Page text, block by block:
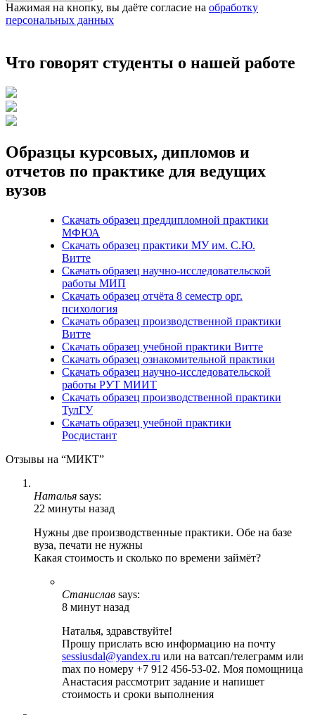
Нажимая на кнопку, вы даёте согласие на обработку
персональных данных
Что говорят студенты о нашей работе
Образцы курсовых, дипломов и
отчетов по практике для ведущих
вузов
Скачать образец преддипломной практики
МФЮА
Скачать образец практики МУ им. С.Ю.
Витте
Скачать образец научно-исследовательской
работы МИП
Скачать образец отчёта 8 семестр орг.
психология
Скачать образец производственной практики
Витте
Скачать образец учебной практики Витте
Скачать образец ознакомительной практики
Скачать образец научно-исследовательской
работы РУТ МИИТ
Скачать образец производственной практики
ТулГУ
Скачать образец учебной практики
Росдистант
Отзывы на “МИКТ”
Наталья says:
22 минуты назад
Нужны две производственные практики. Обе на базе
вуза, печати не нужны
Какая стоимость и сколько по времени займёт?
Станислав says:
8 минут назад
Наталья, здравствуйте!
Прошу прислать всю информацию на почту
sessiusdal@yandex.ru или на ватсап/телеграмм или
max по номеру +7 912 456-53-02. Моя помощница
Анастасия рассмотрит задание и напишет
стоимость и сроки выполнения